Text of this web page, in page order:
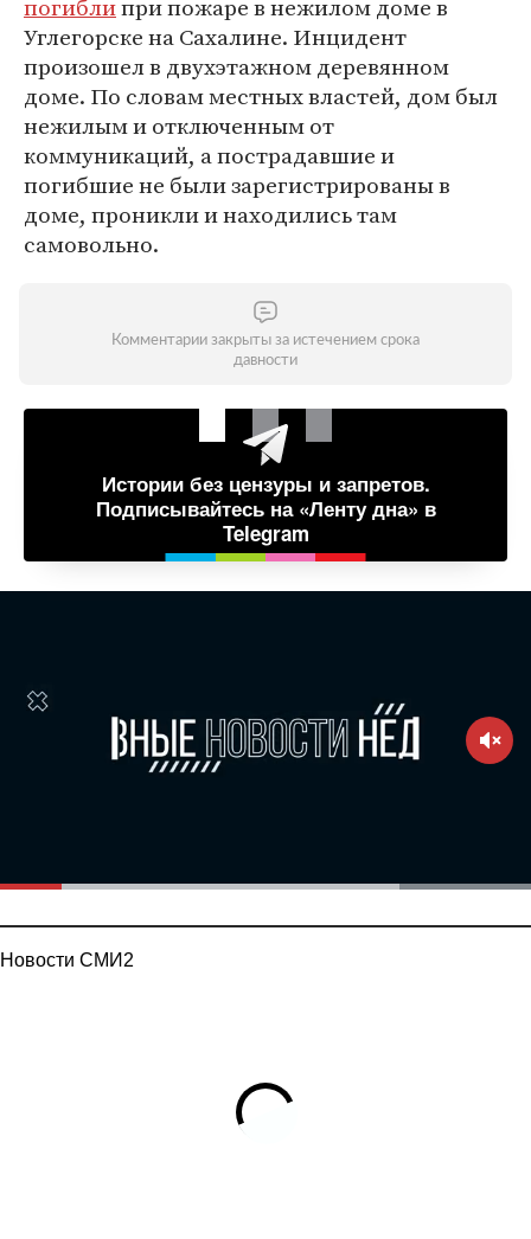
погиблипри пожаре в нежилом доме в
Углегорске на Сахалине. Инцидент
произошел в двухэтажном деревянном
доме. По словам местных властей, дом был
нежилым и отключенным от
коммуникаций, а пострадавшие и
погибшие не были зарегистрированы в
доме, проникли и находились там
самовольно.
Комментарии закрыты за истечением срока
давности
Истории без цензуры и запретов.
Подписывайтесь на «Ленту дна» в
Telegram
Новости СМИ2